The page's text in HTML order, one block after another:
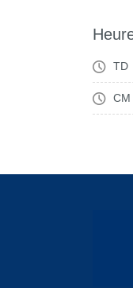
TD
CM